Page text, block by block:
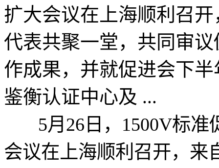
扩大会议在上海顺利召
代表共聚一堂，共同审
作成果，并就促进会下
鉴衡认证中心及 ...
5月26日，1500V标准
会议在上海顺利召开，来